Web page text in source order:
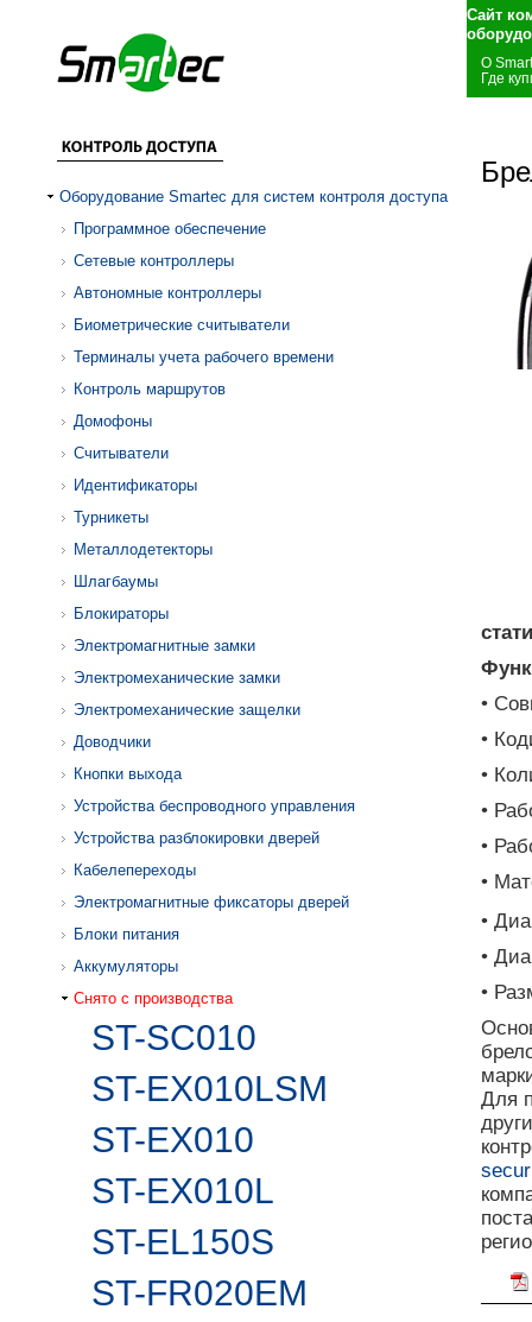
Сайт
О
Где
Оборудование Smartec для систем контроля доступа
Программное обеспечение
Сетевые контроллеры
Автономные контроллеры
Биометрические считыватели
Терминалы учета рабочего времени
Контроль маршрутов
Домофоны
Считыватели
Идентификаторы
Турникеты
Металлодетекторы
Шлагбаумы
Блокираторы
Электромагнитные замки
Электромеханические замки
Электромеханические защелки
Доводчики
Кнопки выхода
Устройства беспроводного управления
Устройства разблокировки дверей
Кабелепереходы
Электромагнитные фиксаторы дверей
Блоки питания
Аккумуляторы
Снято с производства
ST-SC010
ST-EX010LSM
ST-EX010
ST-EX010L
ST-EL150S
ST-FR020EM
•
•
•
•
•
•
•
•
•
Для